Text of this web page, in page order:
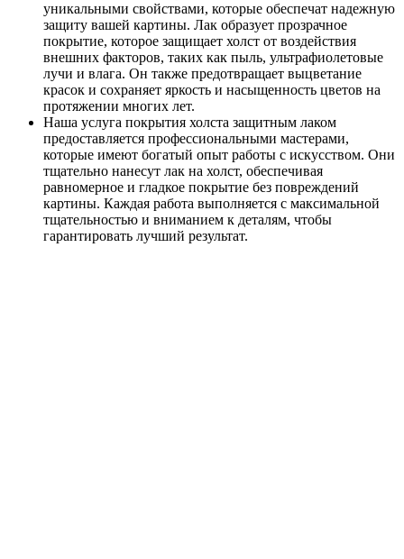
уникальными свойствами, которые обеспечат надежную
защиту вашей картины. Лак образует прозрачное
покрытие, которое защищает холст от воздействия
внешних факторов, таких как пыль, ультрафиолетовые
лучи и влага. Он также предотвращает выцветание
красок и сохраняет яркость и насыщенность цветов на
протяжении многих лет.
Наша услуга покрытия холста защитным лаком
предоставляется профессиональными мастерами,
которые имеют богатый опыт работы с искусством. Они
тщательно нанесут лак на холст, обеспечивая
равномерное и гладкое покрытие без повреждений
картины. Каждая работа выполняется с максимальной
тщательностью и вниманием к деталям, чтобы
гарантировать лучший результат.